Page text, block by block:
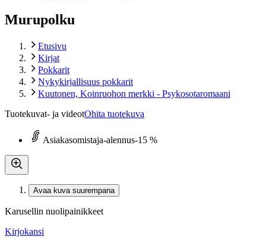
Murupolku
Etusivu
Kirjat
Pokkarit
Nykykirjallisuus pokkarit
Kuutonen, Koinruohon merkki - Psykosotaromaani
Tuotekuvat- ja videotOhita tuotekuva
Asiakasomistaja-alennus-15 %
Avaa kuva suurempana
Karusellin nuolipainikkeet
Kirjokansi